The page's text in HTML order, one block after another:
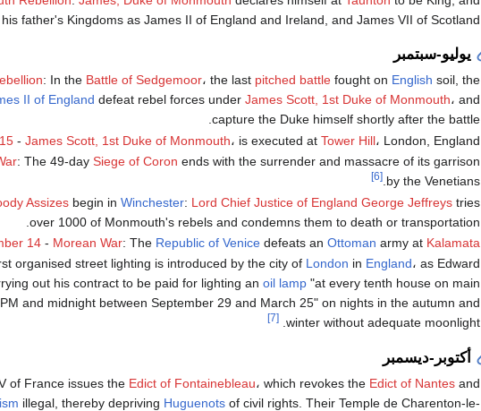
father's Kingdoms as James II of England and Ireland, and James VII of Scotland.
يوليو-سبتمبر
: In the Battle of Sedgemoor، the last pitched battlefought on English soil, the
II of England defeat rebel forces under James Scott, 1st Duke of Monmouth، and
capture the Duke himself shortly after the battle.
- James Scott, 1st Duke of Monmouth، is executed at Tower Hill، London, England.
: The 49-day Siege of Coron ends with the surrender and massacre of its garrison
by the Venetians.
[6]
Assizesbegin in Winchester: Lord Chief Justice of England George Jeffreystries
over 1000 of Monmouth's rebels and condemns them to death or transportation.
14- Morean War: The Republic of Venicedefeats an Ottoman army at Kalamata
organised street lighting is introduced by the city of London in England، as Edward
out his contract to be paid for lighting an oil lamp"at every tenth house on main
and midnight between September 29 and March 25" on nights in the autumn and
winter without adequate moonlight.
[7]
أكتوبر-ديسمبر
of France issues the Edict of Fontainebleau، which revokes the Edict of Nantesand
illegal, thereby depriving Huguenotsof civil rights. Their Temple de Charenton-le-